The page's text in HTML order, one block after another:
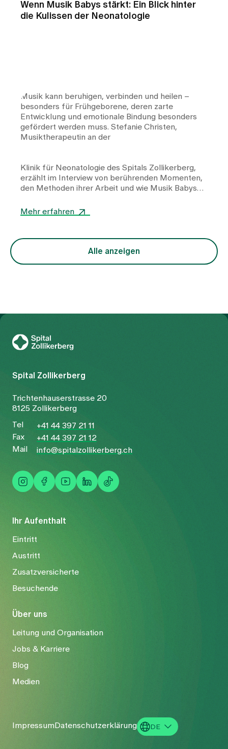
Wenn Musik Babys stärkt: Ein Blick hinter
die Kulissen der Neonatologie
Musik kann beruhigen, verbinden und heilen –
besonders für Frühgeborene, deren zarte
Entwicklung und emotionale Bindung besonders
gefördert werden muss. Stefanie Christen,
Musiktherapeutin an der
Klinik für Neonatologie des Spitals Zollikerberg,
erzählt im Interview von berührenden Momenten,
den Methoden ihrer Arbeit und wie Musik Babys
schenkt.
Mehr erfahren
Alle anzeigen
Ihr Aufenthalt
Eintritt
Austritt
Zusatzversicherte
Besuchende
Über uns
Leitung und Organisation
Jobs & Karriere
Blog
Medien
Spital Zollikerberg
Trichtenhauserstrasse 20
8125 Zollikerberg
Tel
+41 44 397 21 11
Fax
+41 44 397 21 12
Mail
info@spitalzollikerberg.ch
ImpressumDatenschutzerklärung
DE